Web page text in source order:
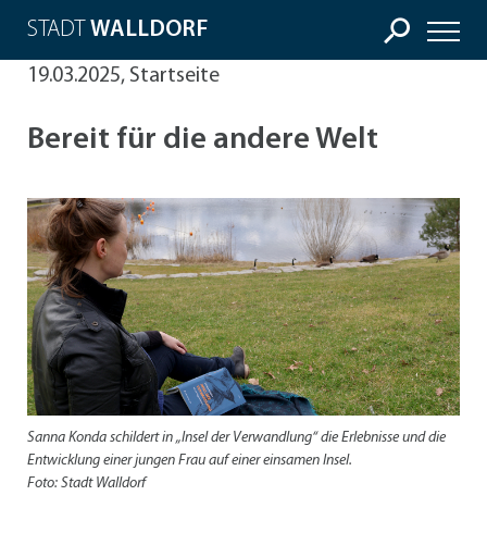
STADT WALLDORF
19.03.2025, Startseite
Bereit für die andere Welt
Sanna Konda schildert in „Insel der Verwandlung“ die Erlebnisse und die
Entwicklung einer jungen Frau auf einer einsamen Insel.
Foto: Stadt Walldorf